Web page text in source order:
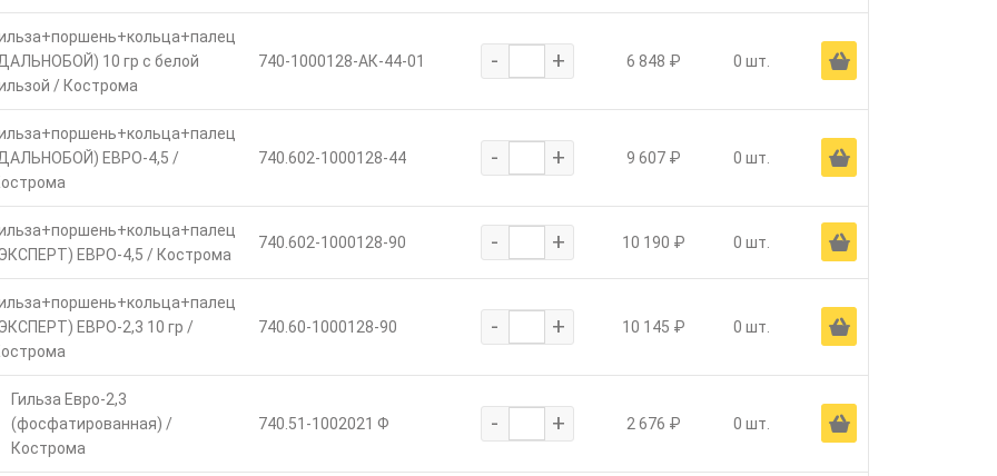
10 гр с белой
/ Кострома
740-1000128-АК-44-01 - + 6 848 ₽ 0 шт. Ä
ЕВРО-4,5 /
740.602-1000128-44 - + 9 607 ₽ 0 шт. Ä
ЕВРО-4,5 / Кострома
740.602-1000128-90 - + 10 190 ₽ 0 шт. Ä
ЕВРО-2,3 10 гр /
740.60-1000128-90 - + 10 145 ₽ 0 шт. Ä
Гильза Евро-2,3
(фосфатированная) /
Кострома
740.51-1002021 Ф - + 2 676 ₽ 0 шт. Ä